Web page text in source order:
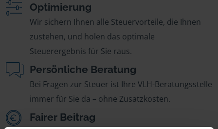
Optimierung
Wir sichern Ihnen alle Steuervorteile, die Ihnen
zustehen, und holen das optimale
Steuerergebnis für Sie raus.
Persönliche Beratung
Bei Fragen zur Steuer ist Ihre VLH-Beratungsstelle
immer für Sie da – ohne Zusatzkosten.
Fairer Beitrag